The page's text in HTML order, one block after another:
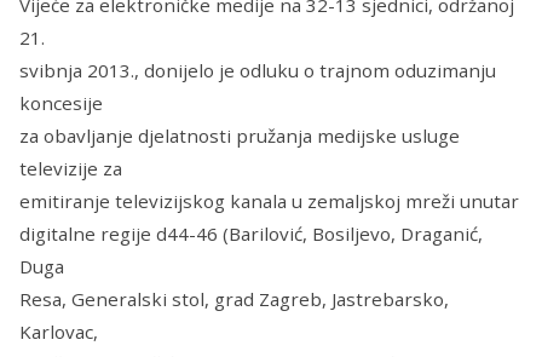
21.
svibnja 2013., donijelo je odluku o trajnom oduzimanju
koncesije
za obavljanje djelatnosti pružanja medijske usluge
televizije za
emitiranje televizijskog kanala u zemaljskoj mreži unutar
digitalne regije d44-46 (Barilović, Bosiljevo, Draganić,
Duga
Resa, Generalski stol, grad Zagreb, Jastrebarsko,
Karlovac,